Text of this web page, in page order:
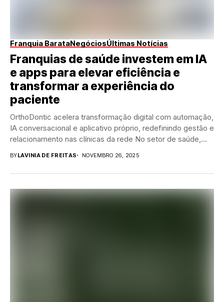
Franquia BarataNegóciosÚltimas Notícias
Franquias de saúde investem em IA
e apps para elevar eficiência e
transformar a experiência do
paciente
OrthoDontic acelera transformação digital com automação,
IA conversacional e aplicativo próprio, redefinindo gestão e
relacionamento nas clínicas da rede No setor de saúde,...
BYLAVINIA DE FREITAS NOVEMBRO 26, 2025